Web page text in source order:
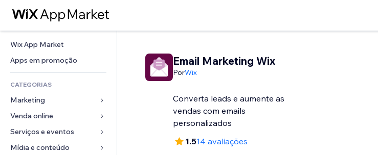
Wix App Market
Apps em promoção
CATEGORIAS
Marketing
Anúncios
Mobile
Análises
Venda online
Apps para lojas
Frete e entrega
Serviços e eventos
Hotéis
Mídia e conteúdo
Email Marketing Wix
PorWix
Converta leads e aumente as
vendas com emails
personalizados
1.514 avaliações